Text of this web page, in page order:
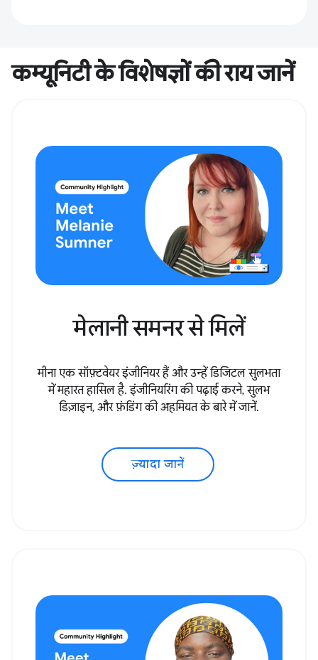
कम्यूनिटी के विशेषज्ञों की राय जानें
मेलानी समनर से मिलें
मीना एक सॉफ़्टवेयर इंजीनियर हैं और उन्हें डिजिटल सुलभता
में महारत हासिल है. इंजीनियरिंग की पढ़ाई करने, सुलभ
डिज़ाइन, और फ़ंडिंग की अहमियत के बारे में जानें.
ज़्यादा जानें